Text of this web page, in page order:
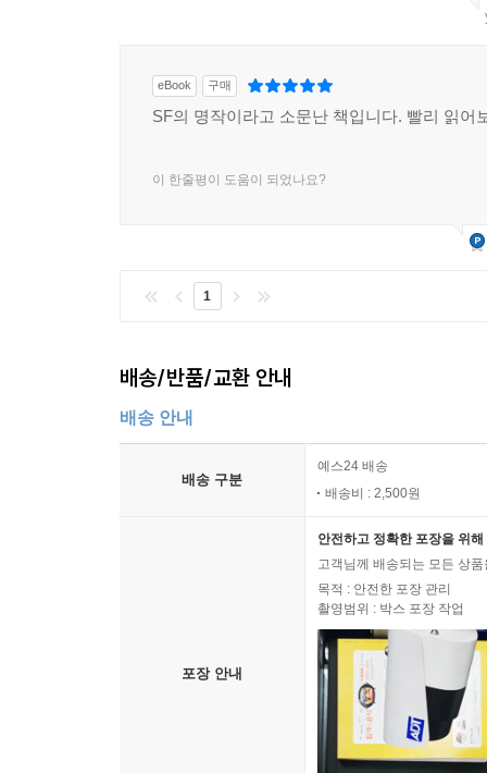
eBook 구매
SF의 명작이라고 소문난 책입니다. 빨리 읽어
이 한줄평이 도움이 되었나요?
1
배송/반품/교환 안내
배송 안내
배송 구분
예스24 배송
배송비 : 2,500원
포장 안내
안전하고 정확한 포장을 위
고객님께 배송되는 모든 상
목적 : 안전한 포장 관리
촬영범위 : 박스 포장 작업